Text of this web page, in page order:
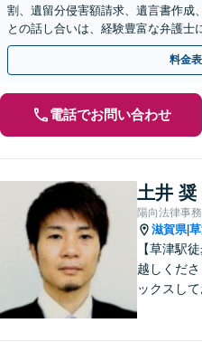
割、遺留分侵害額請求、遺言書作成
との話し合いは、経験豊富な弁護士
重視【予約で夜間・休日対応可】【
料金
電話でお問い合わせ
土井 奨
陽向法律事
滋賀県|
【草津駅
越しくだ
ックスし